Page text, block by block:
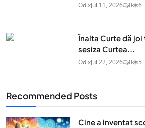
OdixJul 11, 2026 0 6
Înalta Curte dă
sesiza Curtea...
OdixJul 22, 2026 0 5
Recommended Posts
Cine a inventat